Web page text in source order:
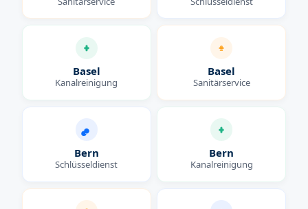
Basel
Kanalreinigung
Basel
Sanitärservice
Bern
Schlüsseldienst
Bern
Kanalreinigung